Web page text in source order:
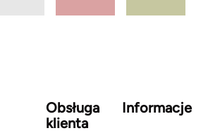
Obsługa
klienta
Informacje